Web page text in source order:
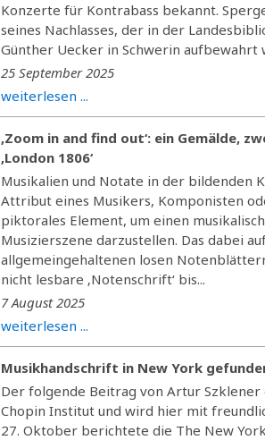
Konzerte für Kontrabass bekannt.
seines Nachlasses, der in der
Günther Uecker in Schwerin aufbewahrt
25 September 2025
weiterlesen ...
‚Zoom in and find out‘: ein Gemälde,
‚London 1806‘
Musikalien und Notate in der bildenden
Attribut eines Musikers, Komponisten
piktorales Element, um einen
Musizierszene darzustellen. Das dabei
allgemeingehaltenen losen
nicht lesbare ‚Notenschrift‘ bis...
7 August 2025
weiterlesen ...
Musikhandschrift in New York
Der folgende Beitrag von Artur
Chopin Institut und wird hier mit
27. Oktober berichtete die The New